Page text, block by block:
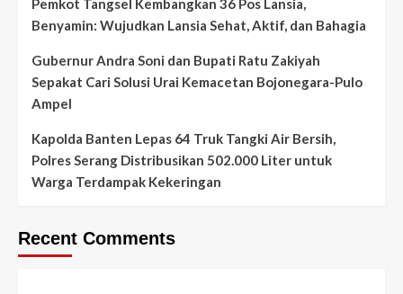
Pemkot Tangsel Kembangkan 36 Pos Lansia,
Benyamin: Wujudkan Lansia Sehat, Aktif, dan Bahagia
Gubernur Andra Soni dan Bupati Ratu Zakiyah
Sepakat Cari Solusi Urai Kemacetan Bojonegara-Pulo
Ampel
Kapolda Banten Lepas 64 Truk Tangki Air Bersih,
Polres Serang Distribusikan 502.000 Liter untuk
Warga Terdampak Kekeringan
Recent Comments